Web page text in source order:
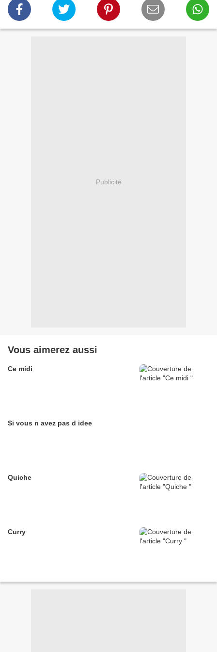
Publicité
Vous aimerez aussi
Ce midi
Si vous n avez pas d idee
Quiche
Curry